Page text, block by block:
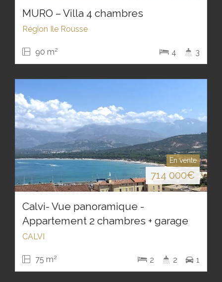
MURO – Villa 4 chambres
Région Ile Rousse
90 m2 4 3
En vente
714 000€
Calvi- Vue panoramique -
Appartement 2 chambres + garage
CALVI
75 m2 2 2 1